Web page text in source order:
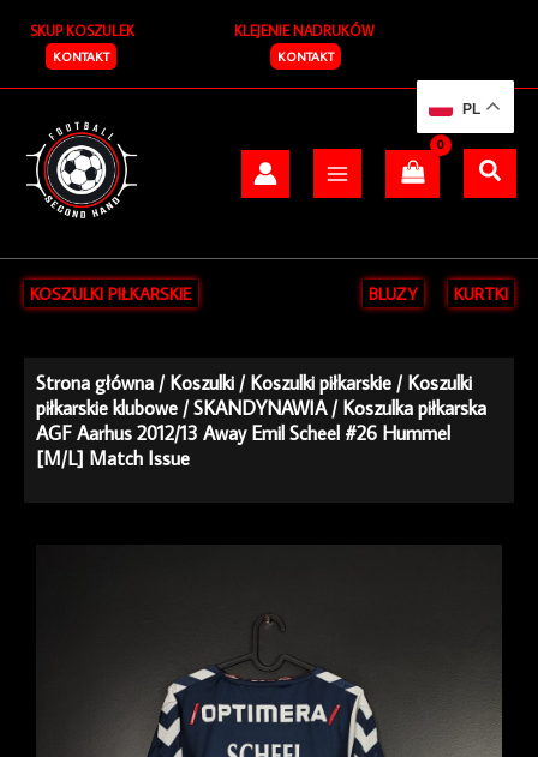
treści
SKUP KOSZULEK
KONTAKT
KLEJENIE NADRUKÓW
KONTAKT
KOSZULKI PIŁKARSKIE BLUZY KURTKI
Strona główna /Koszulki /Koszulki piłkarskie /Koszulki
piłkarskie klubowe /SKANDYNAWIA/ Koszulka piłkarska
AGF Aarhus 2012/13 Away Emil Scheel #26 Hummel
[M/L] Match Issue
PL